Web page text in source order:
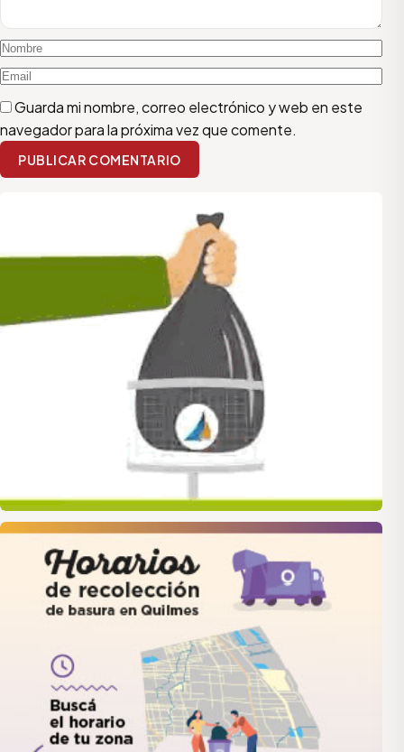
Guarda mi nombre, correo electrónico y web en este
navegador para la próxima vez que comente.
PUBLICAR COMENTARIO
quilmes